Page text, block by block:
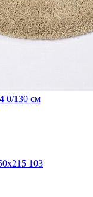
0/130 см
103